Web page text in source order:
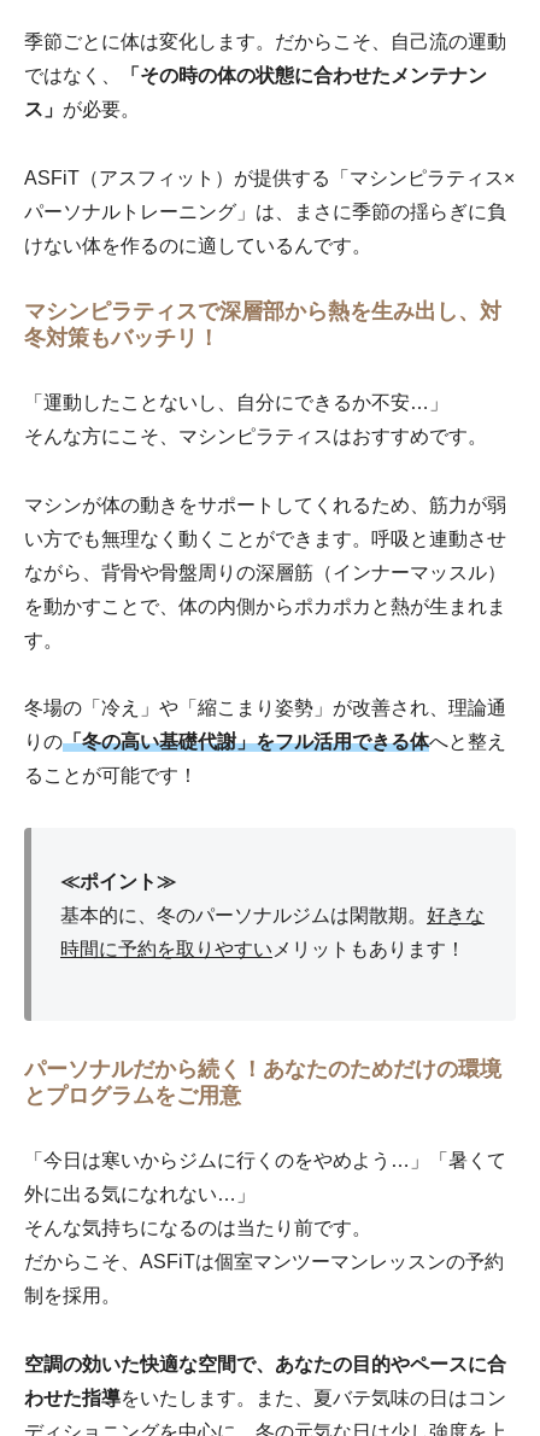
季節ごとに体は変化します。だからこそ、自己流の運動
ではなく、
「その時の体の状態に合わせたメンテナン
ス」 が必要。
ASFiT（アスフィット）が提供する「マシンピラティス×
パーソナルトレーニング」は、まさに季節の揺らぎに負
けない体を作るのに適しているんです。
マシンピラティスで深層部から熱を生み出し、対
冬対策もバッチリ！
「運動したことないし、自分にできるか不安…」
そんな方にこそ、マシンピラティスはおすすめです。
マシンが体の動きをサポートしてくれるため、筋力が弱
い方でも無理なく動くことができます。呼吸と連動させ
ながら、背骨や骨盤周りの深層筋（インナーマッスル）
を動かすことで、体の内側からポカポカと熱が生まれま
す。
冬場の「冷え」や「縮こまり姿勢」が改善され、理論通
りの「冬の高い基礎代謝」をフル活用できる体へと整え
ることが可能です！
≪ポイント≫
基本的に、冬のパーソナルジムは閑散期。 好きな
時間に予約を取りやすい メリットもあります！
パーソナルだから続く！あなたのためだけの環境
とプログラムをご用意
「今日は寒いからジムに行くのをやめよう…」「暑くて
外に出る気になれない…」
そんな気持ちになるのは当たり前です。
だからこそ、ASFiTは個室マンツーマンレッスンの予約
制を採用。
空調の効いた快適な空間で、あなたの目的やペースに合
わせた指導をいたします。また、夏バテ気味の日はコン
ディショニングを中心に、冬の元気な日は少し強度を上